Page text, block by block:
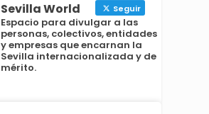
Sevilla World Seguir
Espacio para divulgar a las
personas, colectivos, entidades
y empresas que encarnan la
Sevilla internacionalizada y de
mérito.